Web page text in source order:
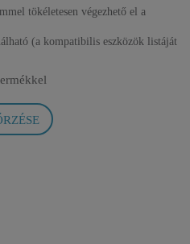
tökéletesen végezhető el a
(a kompatibilis eszközök listáját